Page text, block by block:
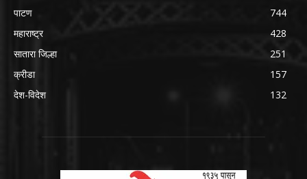
पाटण
744
महाराष्ट्र
428
सातारा जिल्हा
251
क्रीडा
157
देश-विदेश
132